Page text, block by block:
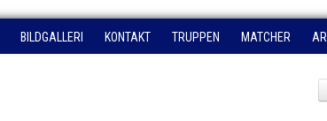
BILDGALLERI KONTAKT TRUPPEN MATCHER